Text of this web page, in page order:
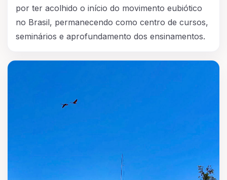
por ter acolhido o início do movimento eubiótico
no Brasil, permanecendo como centro de cursos,
seminários e aprofundamento dos ensinamentos.